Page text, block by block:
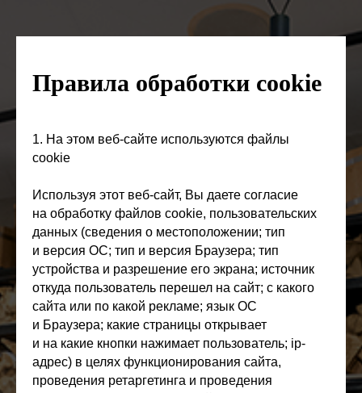
Правила обработки cookie
1. На этом веб-сайте используются файлы
cookie
Используя этот веб-сайт, Вы даете согласие
на обработку файлов cookie, пользовательских
данных (сведения о местоположении; тип
и версия ОС; тип и версия Браузера; тип
устройства и разрешение его экрана; источник
откуда пользователь перешел на сайт; с какого
сайта или по какой рекламе; язык ОС
и Браузера; какие страницы открывает
и на какие кнопки нажимает пользователь; ip-
адрес) в целях функционирования сайта,
проведения ретаргетинга и проведения